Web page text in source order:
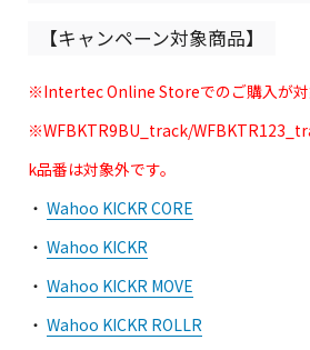
【キャンペーン対象商品】
※Intertec Online Storeでのご購入が対
※WFBKTR9BU_track/
k品番は対象外です。
・ Wahoo KICKR CORE
・ Wahoo KICKR
・ Wahoo KICKR MOVE
・ Wahoo KICKR ROLLR